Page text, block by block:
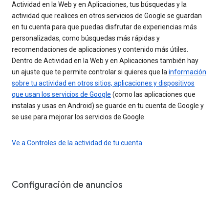
Actividad en la Web y en Aplicaciones, tus búsquedas y la
actividad que realices en otros servicios de Google se guardan
en tu cuenta para que puedas disfrutar de experiencias más
personalizadas, como búsquedas más rápidas y
recomendaciones de aplicaciones y contenido más útiles.
Dentro de Actividad en la Web y en Aplicaciones también hay
un ajuste que te permite controlar si quieres que la información
sobre tu actividad en otros sitios, aplicaciones y dispositivos
que usan los servicios de Google (como las aplicaciones que
instalas y usas en Android) se guarde en tu cuenta de Google y
se use para mejorar los servicios de Google.
Ve a Controles de la actividad de tu cuenta
Configuración de anuncios